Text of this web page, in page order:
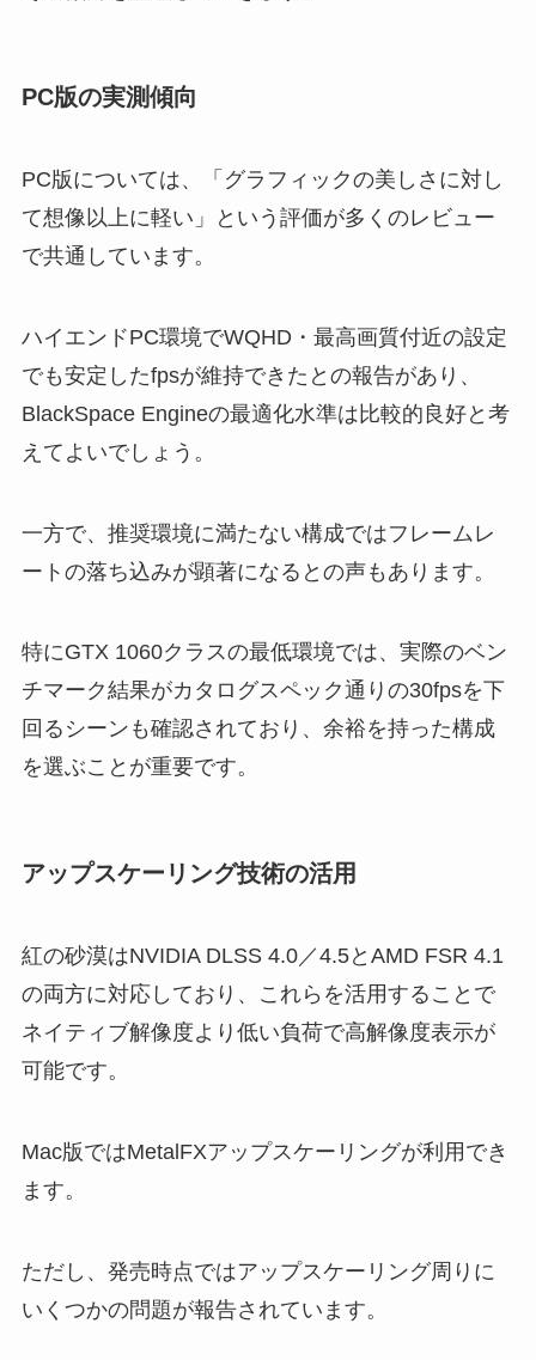
PC版の実測傾向
PC版については、「グラフィックの美しさに対し
て想像以上に軽い」という評価が多くのレビュー
で共通しています。
ハイエンドPC環境でWQHD・最高画質付近の設定
でも安定したfpsが維持できたとの報告があり、
BlackSpace Engineの最適化水準は比較的良好と考
えてよいでしょう。
一方で、推奨環境に満たない構成ではフレームレ
ートの落ち込みが顕著になるとの声もあります。
特にGTX 1060クラスの最低環境では、実際のベン
チマーク結果がカタログスペック通りの30fpsを下
回るシーンも確認されており、余裕を持った構成
を選ぶことが重要です。
アップスケーリング技術の活用
紅の砂漠はNVIDIA DLSS 4.0／4.5とAMD FSR 4.1
の両方に対応しており、これらを活用することで
ネイティブ解像度より低い負荷で高解像度表示が
可能です。
Mac版ではMetalFXアップスケーリングが利用でき
ます。
ただし、発売時点ではアップスケーリング周りに
いくつかの問題が報告されています。